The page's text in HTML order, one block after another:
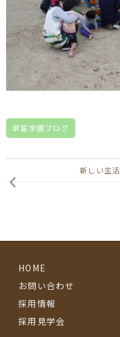
草笛学園ブログ
新しい生活
HOME
お問い合わせ
採用情報
採用見学会